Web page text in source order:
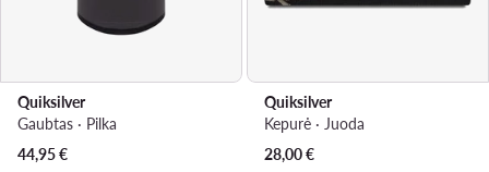
Quiksilver
Gaubtas · Pilka
44,95€
Quiksilver
Kepurė · Juoda
28,00€